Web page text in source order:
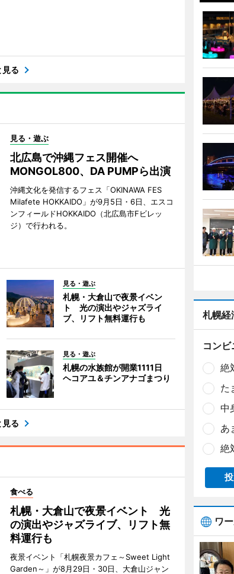
見る
見る・遊ぶ
北広島で沖縄フェス開催へ
MONGOL800、DA PUMPら出演
沖縄文化を発信するフェス「OKINAWA FES
Milafete HOKKAIDO」が9月5日・6日、エスコ
ンフィールドHOKKAIDO（北広島市Fビレッ
ジ）で行われる。
見る・遊ぶ
札幌・大倉山で夜景イベン
ト 光の演出やジャズライ
ブ、リフト無料運行も
見る・遊ぶ
札幌の水族館が開業1111日
ヘコアユ＆チンアナゴまつり
見る
食べる
札幌・大倉山で夜景イベント 光
の演出やジャズライブ、リフト無
料運行も
夜景イベント「札幌夜景カフェ～Sweet Light
Garden～」が8月29日・30日、大倉山ジャン
札幌経
コン
絶
た
中
あ
絶
ワ